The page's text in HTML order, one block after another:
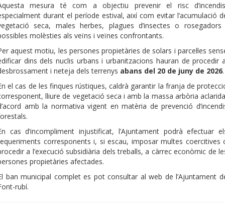
mesura té com a objectiu prevenir el risc
durant el període estival, així com evitar l’acumulació
seca, males herbes, plagues d’insectes o
molèsties als veïns i veïnes confrontants.
aquest motiu, les persones propietàries de solars i parcel·les
dins dels nuclis urbans i urbanitzacions hauran de procedir
i neteja dels terrenys abans del 20 de juny de 2026.
el cas de les finques rústiques, caldrà garantir la franja de
lliure de vegetació seca i amb la massa arbòria
amb la normativa vigent en matèria de prevenció
cas d’incompliment injustificat, l’Ajuntament podrà efectuar
corresponents i, si escau, imposar multes coercitives
a l’execució subsidiària dels treballs, a càrrec econòmic de
propietàries afectades.
ban municipal complet es pot consultar al web de l’Ajuntament
rubí.